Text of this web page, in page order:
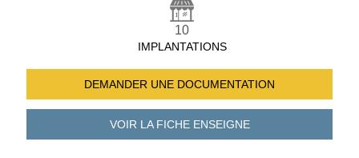
10
IMPLANTATIONS
DEMANDER UNE DOCUMENTATION
VOIR LA FICHEENSEIGNE